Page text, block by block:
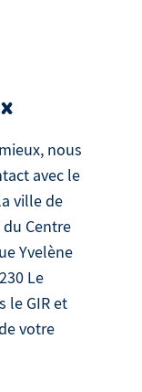
nous
avec le
ville de
Centre
Yvelène
Le
le GIR et
votre